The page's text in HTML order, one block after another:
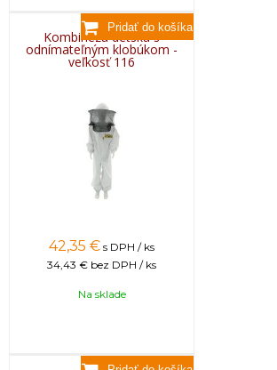
Kombinéza detská s
odnímateľným klobúkom -
veľkosť 116
42,35 € s DPH / ks
34,43 € bez DPH / ks
Na sklade